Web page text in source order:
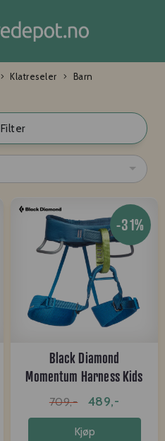
Klatreseler Barn
Filter
-31%
Black Diamond
Momentum Harness Kids
kingfisher
709,- 489,-
Kjøp